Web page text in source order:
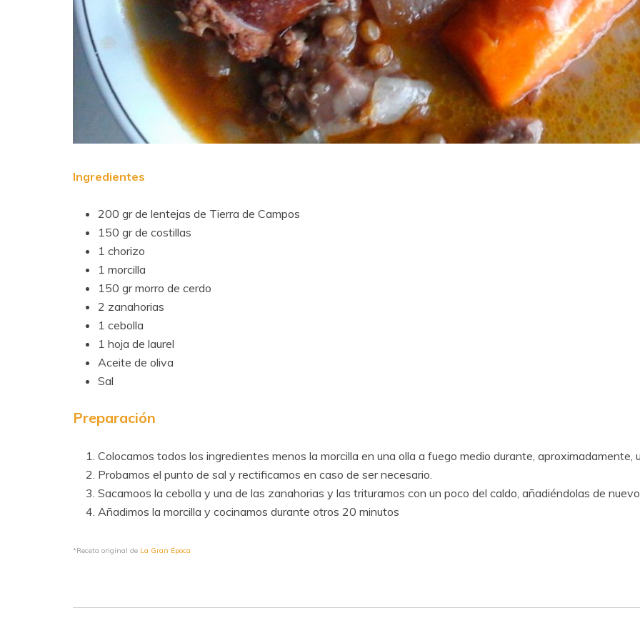
Ingredientes
200 gr de lentejas de Tierra de Campos
150 gr de costillas
1 chorizo
1 morcilla
150 gr morro de cerdo
2 zanahorias
1 cebolla
1 hoja de laurel
Aceite de oliva
Sal
Preparación
Colocamos todos los ingredientes menos la morcilla en una olla a fuego medio durante, aproximadamente,
Probamos el punto de sal y rectificamos en caso de ser necesario.
Sacamoos la cebolla y una de las zanahorias y las trituramos con un poco del caldo, añadiéndolas de
Añadimos la morcilla y cocinamos durante otros 20 minutos
*Receta original de La Gran Época